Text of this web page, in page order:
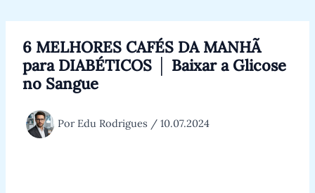
para
conteúdo6 MELHORES CAFÉS DA MANHÃ
para DIABÉTICOS │ Baixar a Glicose
no Sangue
Por Edu Rodrigues / 10.07.2024